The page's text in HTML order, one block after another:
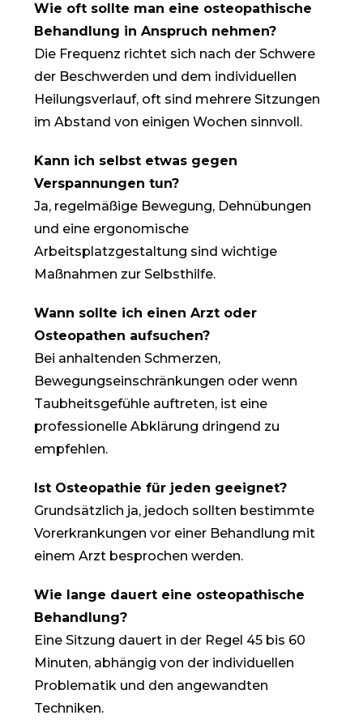
Wie oft sollte man eine osteopathische
Behandlung in Anspruch nehmen?
Die Frequenz richtet sich nach der Schwere
der Beschwerden und dem individuellen
Heilungsverlauf, oft sind mehrere Sitzungen
im Abstand von einigen Wochen sinnvoll.
Kann ich selbst etwas gegen
Verspannungen tun?
Ja, regelmäßige Bewegung, Dehnübungen
und eine ergonomische
Arbeitsplatzgestaltung sind wichtige
Maßnahmen zur Selbsthilfe.
Wann sollte ich einen Arzt oder
Osteopathen aufsuchen?
Bei anhaltenden Schmerzen,
Bewegungseinschränkungen oder wenn
Taubheitsgefühle auftreten, ist eine
professionelle Abklärung dringend zu
empfehlen.
Ist Osteopathie für jeden geeignet?
Grundsätzlich ja, jedoch sollten bestimmte
Vorerkrankungen vor einer Behandlung mit
einem Arzt besprochen werden.
Wie lange dauert eine osteopathische
Behandlung?
Eine Sitzung dauert in der Regel 45 bis 60
Minuten, abhängig von der individuellen
Problematik und den angewandten
Techniken.